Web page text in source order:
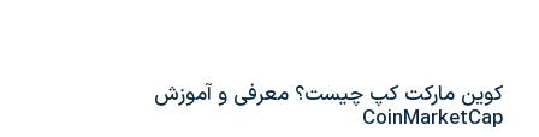
کوین مارکت کپ چیست؟ معرفی و آموزش
CoinMarketCap